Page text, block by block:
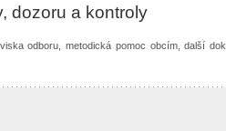
dozoru a kontroly
odboru, metodická pomoc obcím, další